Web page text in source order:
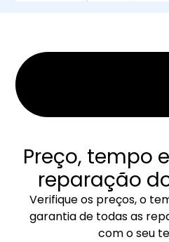
Preço, tempo
reparação
Verifique os preços, o
garantia de todas as
com o seu